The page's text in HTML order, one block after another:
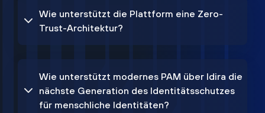
Wie unterstützt die Plattform eine Zero-
Trust-Architektur?
Wie unterstützt modernes PAM über Idira die
nächste Generation des Identitätsschutzes
für menschliche Identitäten?